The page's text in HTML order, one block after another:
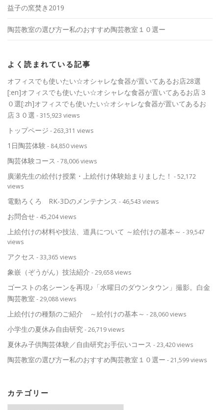
益子の窯焚き2019
陶芸教室の選び方ー私のおすすめ陶芸教室１０選ー
よく読まれている記事
オフィスでも使いたい☆オシャレな食器が置いてあるお店28選
[:en]オフィスでも使いたい☆オシャレな食器が置いてあるお店３
０選[:zh]オフィスでも使いたい☆オシャレな食器が置いてあるお
店３０選 - 315,923 views
トップページ - 263,311 views
1日陶芸体験 - 84,850 views
陶芸体験コース - 78,006 views
廣瀬先生の絵付け授業・上絵付け体験始まりました！ - 52,172
views
電動ろくろ RK-3Dのメンテナンス - 46,543 views
お問合せ- 45,204 views
上絵付けの材料や技法、道具について ～絵付けの基本～ - 39,547
views
アクセス - 33,365 views
象嵌（ぞうがん）技法紹介 - 29,658 views
ゴーストの名シーンを再現♪「水曜日のダウンタウン」撮影。白金
陶芸教室 - 29,088 views
上絵付けの種類のご紹介 ～絵付けの基本～ - 28,060 views
小学生の夏休み自由研究- 26,719 views
夏休み子供陶芸体験／自由研究お手伝いコース - 23,420 views
陶芸教室の選び方ー私のおすすめ陶芸教室１０選ー - 21,599 views
カテゴリー